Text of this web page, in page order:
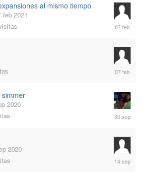
al mismo tiempo
feb 2021
7
feb
7
feb
simmer
2020
30
sep
2020
14
sep